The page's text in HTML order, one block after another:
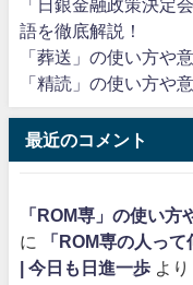
「日銀金融政策決定
語を徹底解説！
「葬送」の使い方や
「精読」の使い方や
最近のコメント
「ROM専」の使い方
に
「ROM専の人っ
| 今日も日進一歩 より